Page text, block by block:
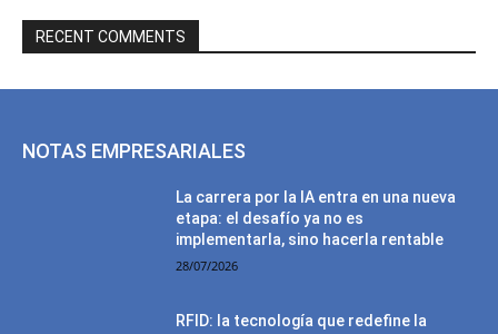
RECENT COMMENTS
NOTAS EMPRESARIALES
La carrera por la IA entra en una nueva
etapa: el desafío ya no es
implementarla, sino hacerla rentable
28/07/2026
RFID: la tecnología que redefine la